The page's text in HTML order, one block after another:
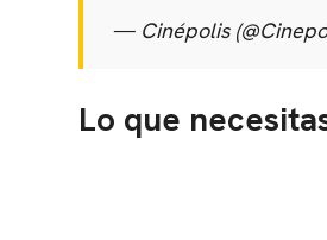
— Cinépolis
Lo que